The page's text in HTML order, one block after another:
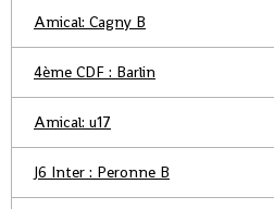
Amical: Cagny B
4ème CDF : Barlin
Amical: u17
J6 Inter : Peronne B